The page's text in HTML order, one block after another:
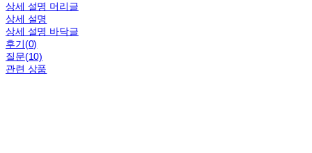
상세 설명 머리글
상세 설명
상세 설명 바닥글
후기(0)
질문(10)
관련 상품